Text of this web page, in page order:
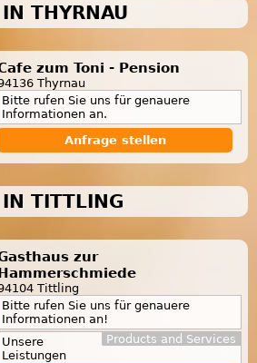
THYRNAU
zum Toni - Pension
Thyrnau
Bitte rufen Sie uns für genauere
Informationen an.
Anfrage stellen
IN TITTLING
zur
Tittling
Bitte rufen Sie uns für genauere
Informationen an!
Products and Services
Unsere
Leistungen